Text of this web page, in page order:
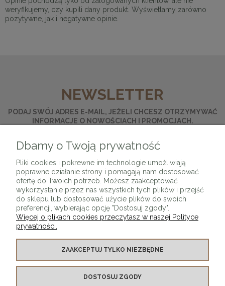
weryfikujemy, czy kupili dany produkt. Wyświetlamy zarówno
pozytywne, jak i negatywne opinie.
NEWSLETTER
PODAJ SWÓJ ADRES E-MAIL, JEŻELI CHCESZ OTRZYMYWAĆ
INFORMACJE O NOWOŚCIACH I PROMOCJACH.
KONTAKT Z NAMI
Dbamy o Twoją prywatność
Pliki cookies i pokrewne im technologie umożliwiają
poprawne działanie strony i pomagają nam dostosować
ofertę do Twoich potrzeb. Możesz zaakceptować
wykorzystanie przez nas wszystkich tych plików i przejść
do sklepu lub dostosować użycie plików do swoich
preferencji, wybierając opcję "Dostosuj zgody".
Więcej o plikach cookies przeczytasz w naszej Polityce
prywatności.
ZAAKCEPTUJ TYLKO NIEZBĘDNE
DOSTOSUJ ZGODY